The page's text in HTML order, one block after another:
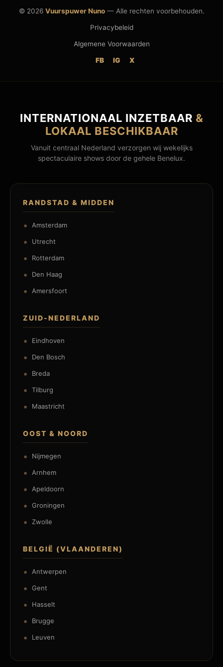
© 2026 Vuurspuwer Nuno— Alle rechten voorbehouden.
Privacybeleid
Algemene Voorwaarden
FB IG X
INTERNATIONAAL INZETBAAR &
LOKAAL BESCHIKBAAR
Vanuit centraal Nederland verzorgen wij wekelijks
spectaculaire shows door de gehele Benelux.
RANDSTAD & MIDDEN
Amsterdam
Utrecht
Rotterdam
Den Haag
Amersfoort
ZUID-NEDERLAND
Eindhoven
Den Bosch
Breda
Tilburg
Maastricht
OOST & NOORD
Nijmegen
Arnhem
Apeldoorn
Groningen
Zwolle
BELGIË (VLAANDEREN)
Antwerpen
Gent
Hasselt
Brugge
Leuven